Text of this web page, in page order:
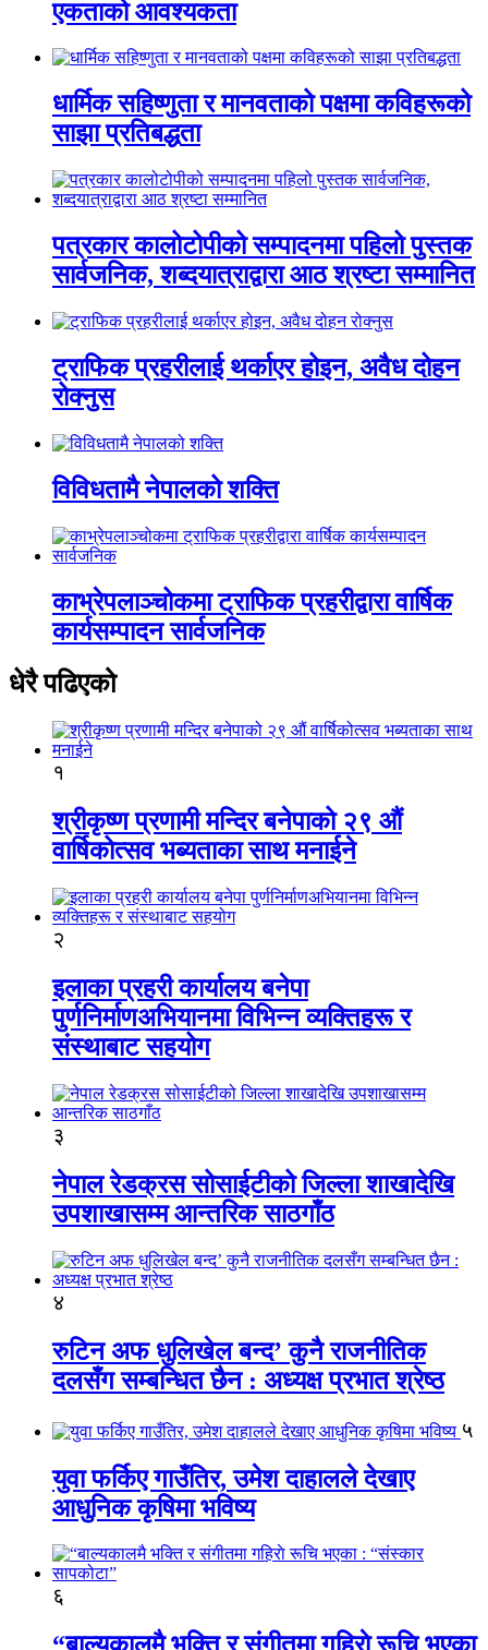
एकताको आवश्यकता
धार्मिक सहिष्णुता र मानवताको पक्षमा कविहरूको
साझा प्रतिबद्धता
पत्रकार कालोटोपीको सम्पादनमा पहिलो पुस्तक
सार्वजनिक, शब्दयात्राद्वारा आठ श्रष्टा सम्मानित
ट्राफिक प्रहरीलाई थर्काएर होइन, अवैध दोहन
रोक्नुस
विविधतामै नेपालको शक्ति
काभ्रेपलाञ्चोकमा ट्राफिक प्रहरीद्वारा वार्षिक
कार्यसम्पादन सार्वजनिक
धेरै पढिएको
१
श्रीकृष्ण प्रणामी मन्दिर बनेपाको २९ औं
वार्षिकोत्सव भब्यताका साथ मनाईने
२
इलाका प्रहरी कार्यालय बनेपा
पुर्णनिर्माणअभियानमा विभिन्न व्यक्तिहरू र
संस्थाबाट सहयोग
३
नेपाल रेडक्रस सोसाईटीको जिल्ला शाखादेखि
उपशाखासम्म आन्तरिक साठगाँठ
४
रुटिन अफ धुलिखेल बन्द’ कुनै राजनीतिक
दलसँग सम्बन्धित छैन : अध्यक्ष प्रभात श्रेष्ठ
५
युवा फर्किए गाउँतिर, उमेश दाहालले देखाए
आधुनिक कृषिमा भविष्य
६